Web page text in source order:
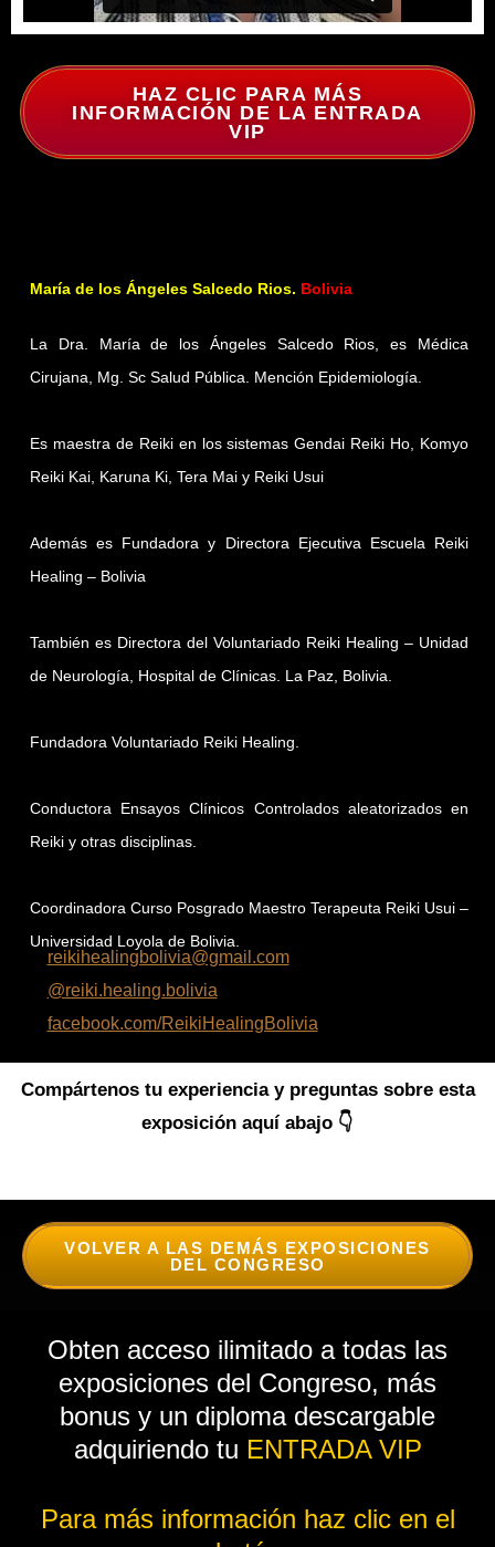
HAZ CLIC PARA MÁS
INFORMACIÓN DE LA ENTRADA
VIP
María de los Ángeles Salcedo Rios. Bolivia
La Dra. María de los Ángeles Salcedo Rios, es Médica
Cirujana, Mg. Sc Salud Pública. Mención Epidemiología.
Es maestra de Reiki en los sistemas Gendai Reiki Ho, Komyo
Reiki Kai, Karuna Ki, Tera Mai y Reiki Usui
Además es Fundadora y Directora Ejecutiva Escuela Reiki
Healing – Bolivia
También es Directora del Voluntariado Reiki Healing – Unidad
de Neurología, Hospital de Clínicas. La Paz, Bolivia.
Fundadora Voluntariado Reiki Healing.
Conductora Ensayos Clínicos Controlados aleatorizados en
Reiki y otras disciplinas.
Coordinadora Curso Posgrado Maestro Terapeuta Reiki Usui –
Universidad Loyola de Bolivia.
reikihealingbolivia@gmail.com
@reiki.healing.bolivia
facebook.com/ReikiHealingBolivia
Compártenos tu experiencia y preguntas sobre esta
exposición aquí abajo 👇
VOLVER A LAS DEMÁS EXPOSICIONES
DEL CONGRESO
Obten acceso ilimitado a todas las
exposiciones del Congreso, más
bonus y un diploma descargable
adquiriendo tu ENTRADA VIP
Para más información haz clic en el